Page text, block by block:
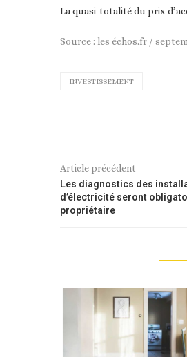
La quasi-totalité du prix
Source : les échos.fr /
INVESTISSEMENT
Article précédent
Les diagnostics des
d’électricité seront
propriétaire